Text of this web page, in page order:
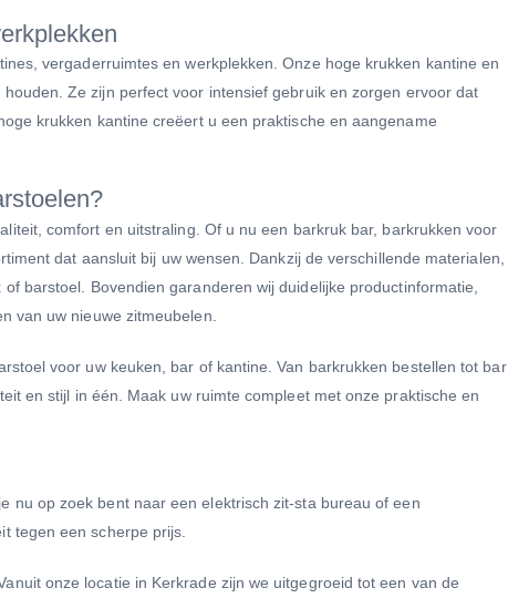
vergaderruimtes en werkplekken. Onze hoge krukken kantine en
Ze zijn perfect voor intensief gebruik en zorgen ervoor dat
krukken kantine creëert u een praktische en aangename
comfort en uitstraling. Of u nu een barkruk bar, barkrukken voor
dat aansluit bij uw wensen. Dankzij de verschillende materialen,
barstoel. Bovendien garanderen wij duidelijke productinformatie,
van uw nieuwe zitmeubelen.
voor uw keuken, bar of kantine. Van barkrukken bestellen tot bar
en stijl in één. Maak uw ruimte compleet met onze praktische en
nu op zoek bent naar een elektrisch zit-sta bureau of een
tegen een scherpe prijs.
onze locatie in Kerkrade zijn we uitgegroeid tot een van de